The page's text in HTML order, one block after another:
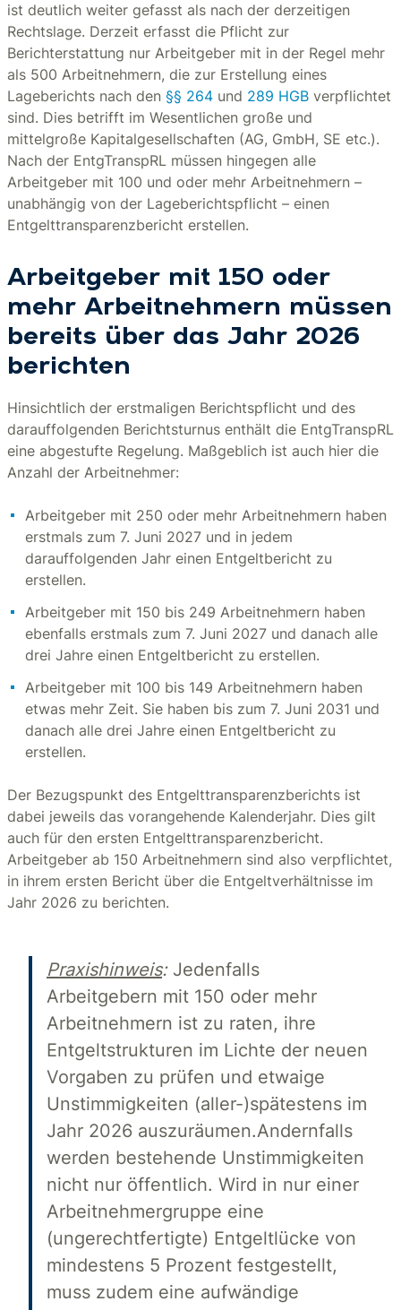
ist deutlich weiter gefasst als nach der derzeitigen
Rechtslage. Derzeit erfasst die Pflicht zur
Berichterstattung nur Arbeitgeber mit in der Regel mehr
als 500 Arbeitnehmern, die zur Erstellung eines
Lageberichts nach den §§ 264 und 289 HGB verpflichtet
sind. Dies betrifft im Wesentlichen große und
mittelgroße Kapitalgesellschaften (AG, GmbH, SE etc.).
Nach der EntgTranspRL müssen hingegen alle
Arbeitgeber mit 100 und oder mehr Arbeitnehmern –
unabhängig von der Lageberichtspflicht – einen
Entgelttransparenzbericht erstellen.
Arbeitgeber mit 150 oder
mehr Arbeitnehmern müssen
bereits über das Jahr 2026
berichten
Hinsichtlich der erstmaligen Berichtspflicht und des
darauffolgenden Berichtsturnus enthält die EntgTranspRL
eine abgestufte Regelung. Maßgeblich ist auch hier die
Anzahl der Arbeitnehmer:
Arbeitgeber mit 250 oder mehr Arbeitnehmern haben
erstmals zum 7. Juni 2027 und in jedem
darauffolgenden Jahr einen Entgeltbericht zu
erstellen.
Arbeitgeber mit 150 bis 249 Arbeitnehmern haben
ebenfalls erstmals zum 7. Juni 2027 und danach alle
drei Jahre einen Entgeltbericht zu erstellen.
Arbeitgeber mit 100 bis 149 Arbeitnehmern haben
etwas mehr Zeit. Sie haben bis zum 7. Juni 2031 und
danach alle drei Jahre einen Entgeltbericht zu
erstellen.
Der Bezugspunkt des Entgelttransparenzberichts ist
dabei jeweils das vorangehende Kalenderjahr. Dies gilt
auch für den ersten Entgelttransparenzbericht.
Arbeitgeber ab 150 Arbeitnehmern sind also verpflichtet,
in ihrem ersten Bericht über die Entgeltverhältnisse im
Jahr 2026 zu berichten.
Praxishinweis: Jedenfalls
Arbeitgebern mit 150 oder mehr
Arbeitnehmern ist zu raten, ihre
Entgeltstrukturen im Lichte der neuen
Vorgaben zu prüfen und etwaige
Unstimmigkeiten (aller-)spätestens im
Jahr 2026 auszuräumen.Andernfalls
werden bestehende Unstimmigkeiten
nicht nur öffentlich. Wird in nur einer
Arbeitnehmergruppe eine
(ungerechtfertigte) Entgeltlücke von
mindestens 5 Prozent festgestellt,
muss zudem eine aufwändige